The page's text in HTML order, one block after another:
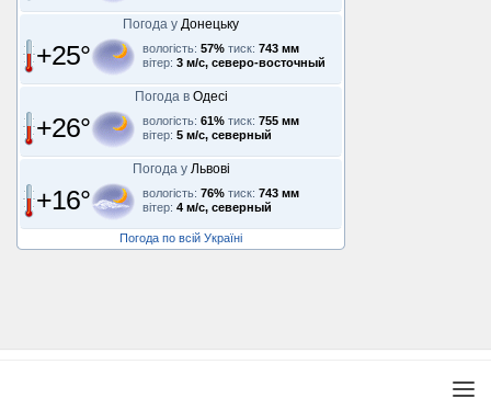
Погода у Донецьку
+25° вологість: 57% тиск: 743 мм
вітер: 3 м/с, северо-восточный
Погода в Одесі
+26° вологість: 61% тиск: 755 мм
вітер: 5 м/с, северный
Погода у Львові
+16° вологість: 76% тиск: 743 мм
вітер: 4 м/с, северный
Погода по всій Україні